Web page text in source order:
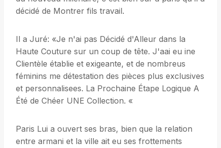
décidé de Montrer fils travail.
Il a Juré: «Je n'ai pas Décidé d'Alleur dans la
Haute Couture sur un coup de tête. J'aai eu ine
Clientèle établie et exigeante, et de nombreus
féminins me détestation des pièces plus exclusives
et personnalisees. La Prochaine Étape Logique A
Été de Chéer UNE Collection. «
Paris Lui a ouvert ses bras, bien que la relation
entre armani et la ville ait eu ses frottements